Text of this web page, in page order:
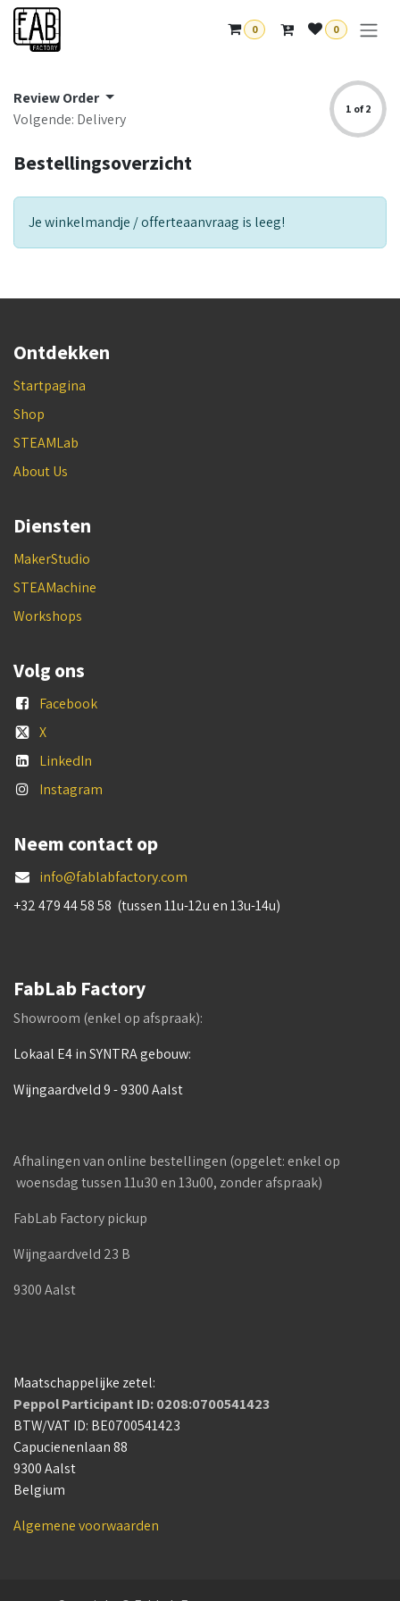
Overslaan naar inhoud
0 0
Review Order
Volgende: Delivery
1 of 2
Bestellingsoverzicht
Je winkelmandje / offerteaanvraag is leeg!
Ontdekken
Startpagina
Shop
STEAMLab
About Us
Diensten
MakerStudio
STEAMachine
Workshops
Volg ons
Facebook
X
LinkedIn
Instagram
Neem contact op
info@fablabfactory.com
+32 479 44 58 58 (tussen 11u-12u en 13u-14u)
FabLab Factory
Showroom (enkel op afspraak):
Lokaal E4 in SYNTRA gebouw:
Wijngaardveld 9 - 9300 Aalst
Afhalingen van online bestellingen (opgelet: enkel op
woensdag tussen 11u30 en 13u00, zonder afspraak)
FabLab Factory pickup
Wijngaardveld 23 B
9300 Aalst
Maatschappelijke zetel:
Peppol Participant ID: 0208:0700541423
BTW/VAT ID: BE0700541423
Capucienenlaan 88
9300 Aalst
Belgium
Algemene voorwaarden